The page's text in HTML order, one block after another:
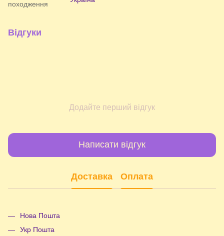
походження
Відгуки
Додайте перший відгук
Написати відгук
Доставка Оплата
Нова Пошта
Укр Пошта